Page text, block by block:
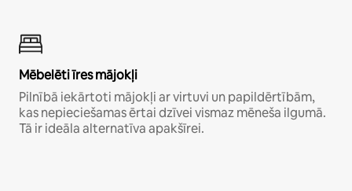
Mēbelēti īres mājokļi
Pilnībā iekārtoti mājokļi ar virtuvi un papildērtībām,
kas nepieciešamas ērtai dzīvei vismaz mēneša ilgumā.
Tā ir ideāla alternatīva apakšīrei.